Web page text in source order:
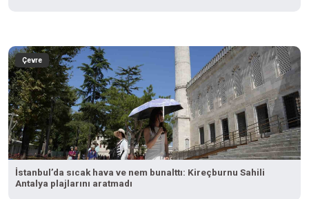
Çevre
İstanbul’da sıcak hava ve nem bunalttı: Kireçburnu Sahili
Antalya plajlarını aratmadı